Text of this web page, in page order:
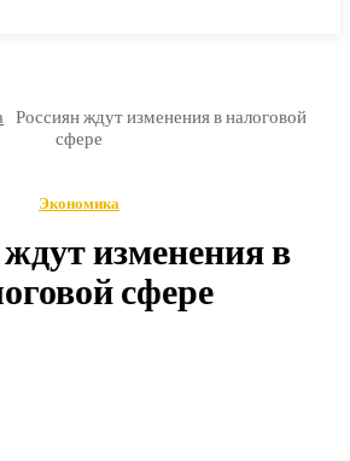
Россиян ждут изменения в налоговой
сфере
Экономика
изменения в
сфере